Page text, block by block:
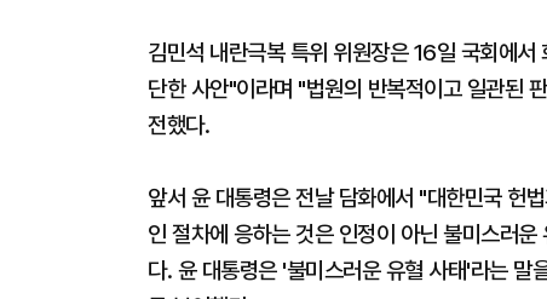
김민석 내란극복 특위 위원장은 16일 국회에
단한 사안"이라며 "법원의 반복적이고 일관된
전했다.
앞서 윤 대통령은 전날 담화에서 "대한민국 헌
인 절차에 응하는 것은 인정이 아닌 불미스러
다. 윤 대통령은 '불미스러운 유혈 사태'라는 말